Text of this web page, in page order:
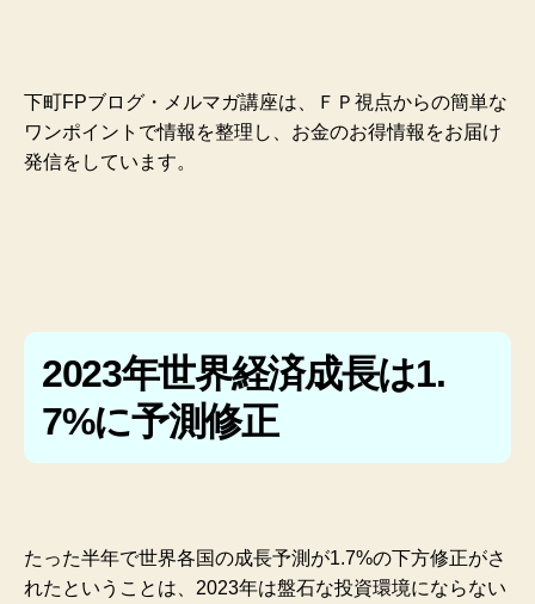
下町FPブログ・メルマガ講座は、ＦＰ視点からの簡単な
ワンポイントで情報を整理し、お金のお得情報をお届け
発信をしています。
2023年世界経済成長は1.
7%に予測修正
たった半年で世界各国の成長予測が1.7%の下方修正がさ
れたということは、2023年は盤石な投資環境にならない